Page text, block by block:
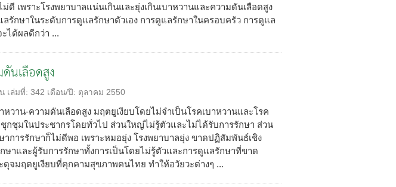
ดี เพราะโรงพยาบาลแน่นเกินและยุ่งเกินเบาหวานและความดันเลือดสูง
ลรักษาในระดับการดูแลรักษาตัวเอง การดูแลรักษาในครอบครัว การดูแล
ได้ผลดีกว่า ...
นเลือดสูง
เล่มที่: 342 เดือน/ปี: ตุลาคม 2550
หวาน-ความดันเลือดสูง มฤตยูเงียบโดยไม่จำเป็นโรคเบาหวานและโรค
กชุมในประชากรโดยทั่วไป ส่วนใหญ่ไม่รู้ตัวและไม่ได้รับการรักษา ส่วน
การรักษาก็ไม่ดีพอ เพราะหมอยุ่ง โรงพยาบาลยุ่ง ขาดปฏิสัมพันธ์เชิง
ษาและผู้รับการรักษาทั้งการเป็นโดยไม่รู้ตัวและการดูแลรักษาที่ขาด
จมฤตยูเงียบที่คุกคามสุขภาพคนไทย ทำให้อวัยวะต่างๆ ...